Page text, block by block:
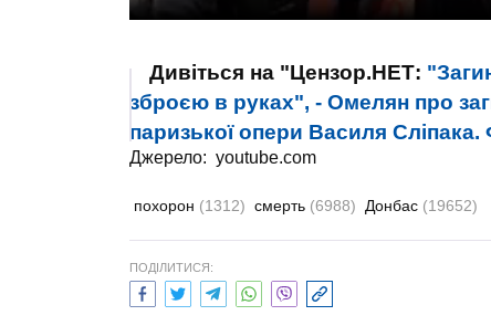
Дивіться на "Цензор.НЕТ:
зброєю в руках", - Омелян про
паризької опери Василя
Джерело: youtube.com
похорон (1312) смерть (6988) Донбас (19652)
ПОДІЛИТИСЯ: